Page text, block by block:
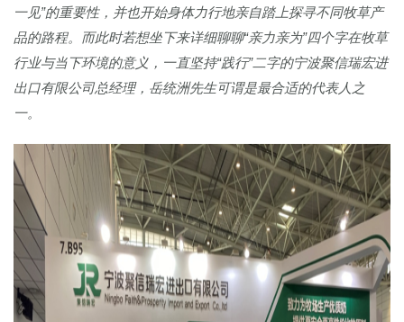
一见”的重要性，并也开始身体力行地亲自踏上探寻不同牧草产
品的路程。而此时若想坐下来详细聊聊“亲力亲为”四个字在牧草
行业与当下环境的意义，一直坚持“践行”二字的宁波聚信瑞宏进
出口有限公司总经理，岳统洲先生可谓是最合适的代表人之
一。